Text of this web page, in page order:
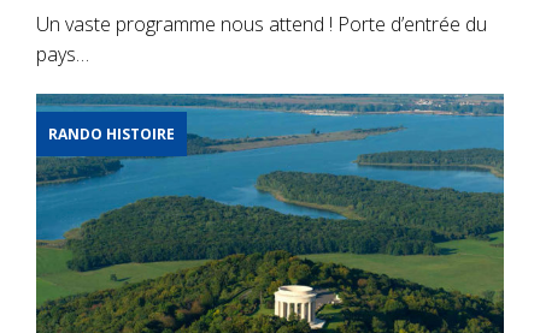
Un vaste programme nous attend ! Porte d’entrée du
pays…
RANDO HISTOIRE